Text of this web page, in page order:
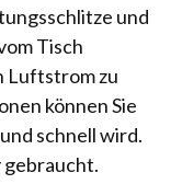
und
Tisch
Luftstrom zu
können Sie
schnell wird.
gebraucht.